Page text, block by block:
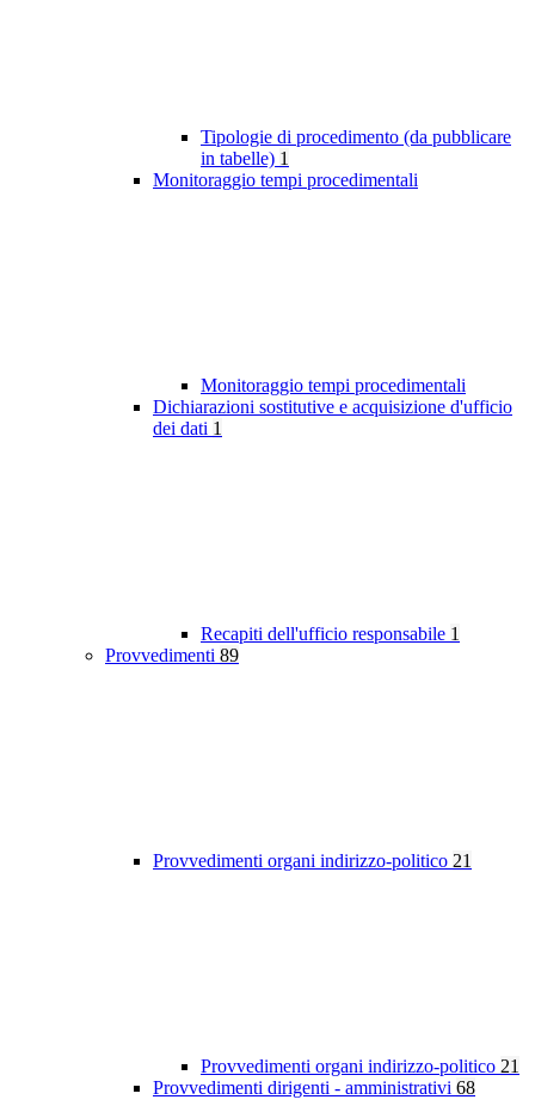
Tipologie di procedimento (da pubblicare
in tabelle) 1
Monitoraggio tempi procedimentali
Monitoraggio tempi procedimentali
Dichiarazioni sostitutive e acquisizione d'ufficio
dei dati 1
Recapiti dell'ufficio responsabile 1
Provvedimenti 89
Provvedimenti organi indirizzo-politico 21
Provvedimenti organi indirizzo-politico 21
Provvedimenti dirigenti - amministrativi 68